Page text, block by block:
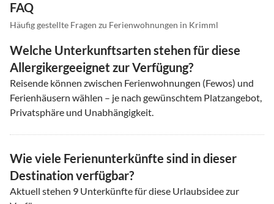
FAQ
Häufig gestellte Fragen zu Ferienwohnungen in Krimml
Welche Unterkunftsarten stehen für diese
Allergikergeeignet zur Verfügung?
Reisende können zwischen Ferienwohnungen (Fewos) und
Ferienhäusern wählen – je nach gewünschtem Platzangebot,
Privatsphäre und Unabhängigkeit.
Wie viele Ferienunterkünfte sind in dieser
Destination verfügbar?
Aktuell stehen 9 Unterkünfte für diese Urlaubsidee zur